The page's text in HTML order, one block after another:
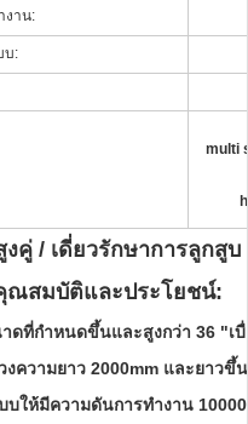
งาน:
บ:
multi
คู่ / เดี่ยวรักษาการลูกสูบ
ณสมบัติและประโยชน์:
ดที่กำหนดขึ้นและสูงกว่า 36 "เบื่
งความยาว 2000mm และยาวขึ้น
บให้มีความดันการทำงาน